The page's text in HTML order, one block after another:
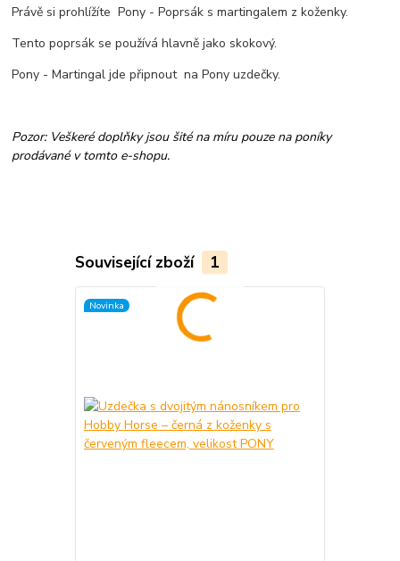
Právě si prohlížíte Pony - Poprsák s martingalem z koženky.
Tento poprsák se používá hlavně jako skokový.
Pony - Martingal jde připnout na Pony uzdečky.
Pozor: Veškeré doplňky jsou šité na míru pouze na poníky
prodávané v tomto e-shopu.
Související zboží 1
Novinka